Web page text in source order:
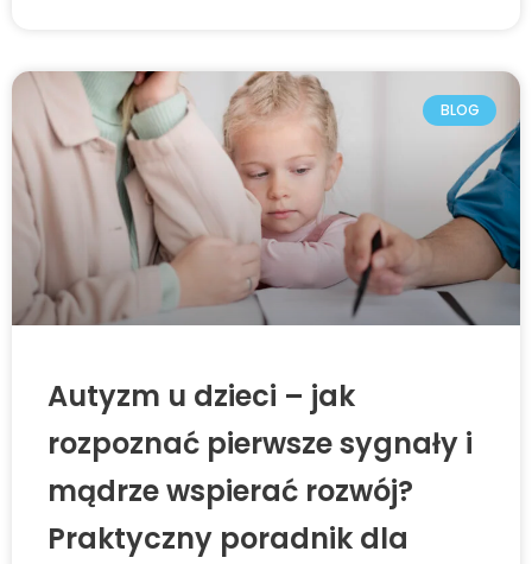
BLOG
Autyzm u dzieci – jak
rozpoznać pierwsze sygnały i
mądrze wspierać rozwój?
Praktyczny poradnik dla